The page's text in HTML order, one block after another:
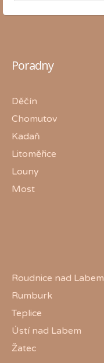
Poradny
Děčín
Chomutov
Kadaň
Litoměřice
Louny
Most
Roudnice nad Labem
Rumburk
Teplice
Ústí nad Labem
Žatec